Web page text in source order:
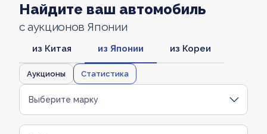
Найдите ваш автомобиль
с аукционов Японии
из Китая из Японии из Кореи
Аукционы Статистика
Выберите марку